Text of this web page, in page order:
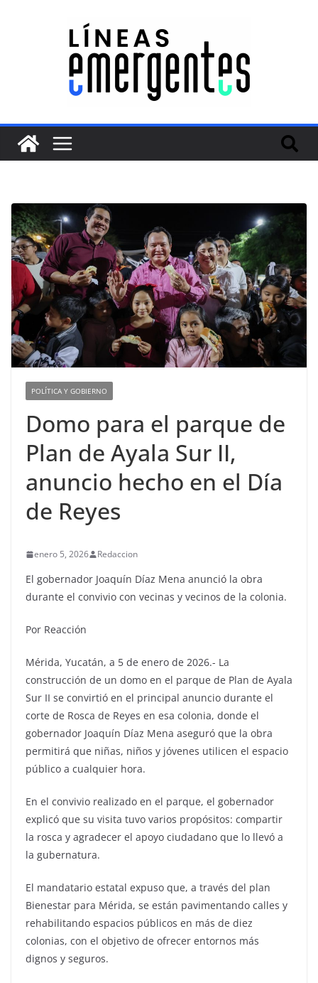
POLÍTICA Y GOBIERNO
Domo para el parque de
Plan de Ayala Sur II,
anuncio hecho en el Día
de Reyes
enero 5, 2026 Redaccion
El gobernador Joaquín Díaz Mena anunció la obra
durante el convivio con vecinas y vecinos de la colonia.
Por Reacción
Mérida, Yucatán, a 5 de enero de 2026.- La
construcción de un domo en el parque de Plan de Ayala
Sur II se convirtió en el principal anuncio durante el
corte de Rosca de Reyes en esa colonia, donde el
gobernador Joaquín Díaz Mena aseguró que la obra
permitirá que niñas, niños y jóvenes utilicen el espacio
público a cualquier hora.
En el convivio realizado en el parque, el gobernador
explicó que su visita tuvo varios propósitos: compartir
la rosca y agradecer el apoyo ciudadano que lo llevó a
la gubernatura.
El mandatario estatal expuso que, a través del plan
Bienestar para Mérida, se están pavimentando calles y
rehabilitando espacios públicos en más de diez
colonias, con el objetivo de ofrecer entornos más
dignos y seguros.